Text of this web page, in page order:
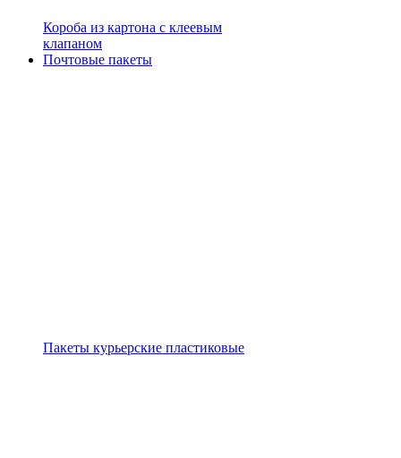
Короба из картона с клеевым
клапаном
Почтовые пакеты
Пакеты курьерские пластиковые